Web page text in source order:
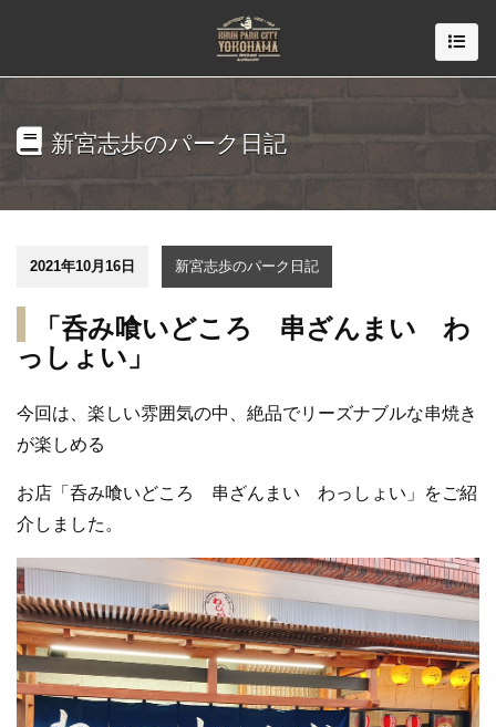
新宮志歩のパーク日記
2021年10月16日 新宮志歩のパーク日記
「呑み喰いどころ 串ざんまい わ
っしょい」
今回は、楽しい雰囲気の中、絶品でリーズナブルな串焼き
が楽しめる
お店「呑み喰いどころ 串ざんまい わっしょい 」をご紹
介しました。